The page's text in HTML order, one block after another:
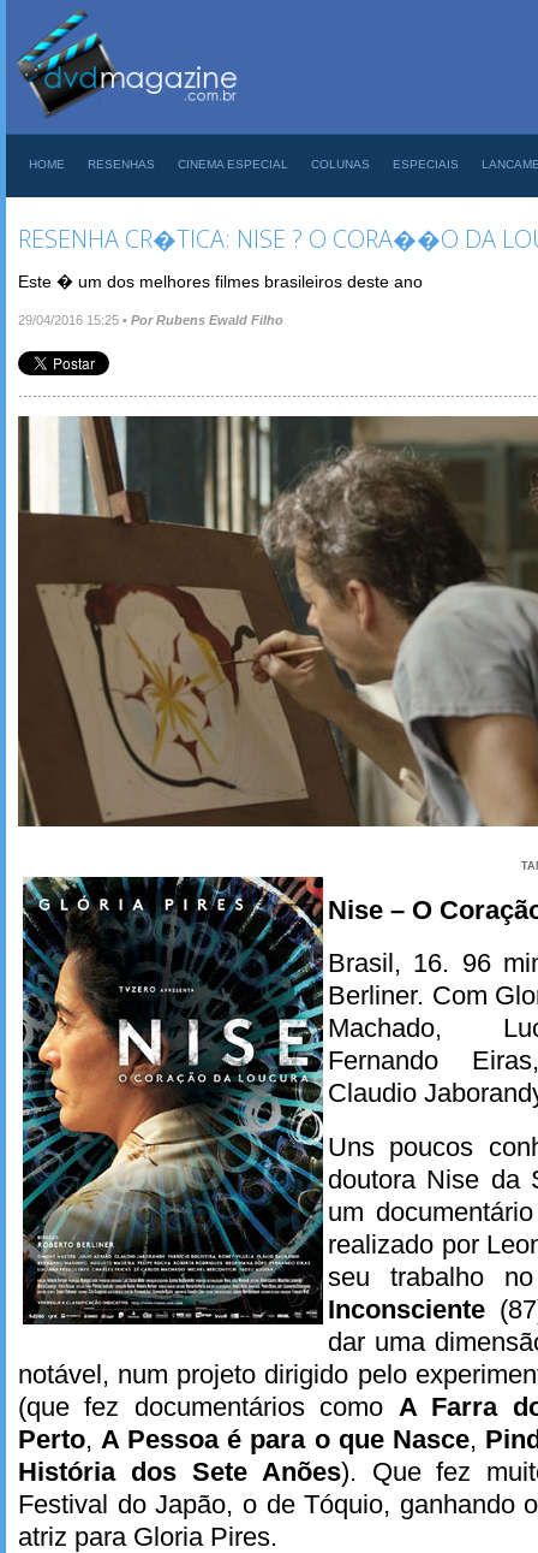
HOME RESENHAS CINEMA ESPECIAL COLUNAS ESPECIAIS
RESENHA CR�TICA: NISE ? O CORA��O DA
Este � um dos melhores filmes brasileiros deste ano
29/04/2016 15:25 • Por Rubens Ewald Filho
Nise – O
Brasil, 16. 96
Berliner. Com
Machado,
Fernando
Claudio
Uns poucos
doutora Nise da
um
realizado por
seu trabalho
Inconsciente
dar uma
notável, num projeto dirigido pelo
(que fez documentários como A Farra
Perto, A Pessoa é para o que Nasce,
História dos Sete Anões). Que fez
Festival do Japão, o de Tóquio, ganhando
atriz para Gloria Pires.